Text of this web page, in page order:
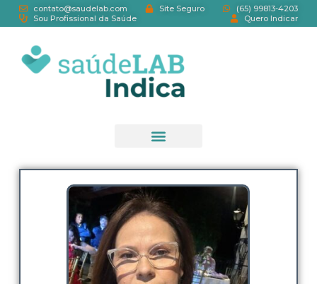
contato@saudelab.com Site Seguro
(65) 99813-4203
Sou Profissional da Saúde
Quero Indicar